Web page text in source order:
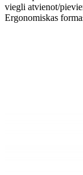
viegli atvienot/
Ergonomiskas